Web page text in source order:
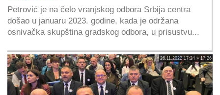
Petrović je na čelo vranjskog odbora Srbija centra
došao u januaru 2023. godine, kada je održana
osnivačka skupština gradskog odbora, u prisustvu...
26.11.2022 17:24 » 17:26